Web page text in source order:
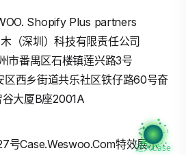
进入Case
Shopify Plus partners
（深圳）科技有限责任公司
市番禺区石楼镇莲兴路3号
区西乡街道共乐社区铁仔路60号奋
谷大厦B座2001A
号Case.weswoo.com特效展示